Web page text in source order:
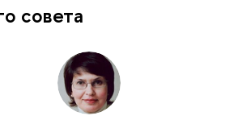
совета